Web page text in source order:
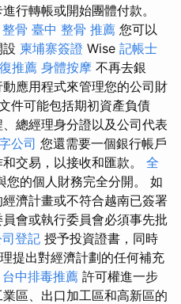
行轉帳或開始團體付款。
骨 臺中 整骨 推薦 您可以
柬埔寨簽證 Wise 記帳士
推薦 身體按摩 不再去銀
應用程式來管理您的公司財
件可能包括期初資產負債
總經理身分證以及公司代表
公司 您還需要一個銀行帳戶
交易，以接收和匯款。 全
您的個人財務完全分開。 如
濟計畫或不符合越南已簽署
會或執行委員會必須事先批
登記 授予投資證書，同時
提出對經濟計劃的任何補充
台中排毒推薦 許可權進一步
區、出口加工區和高新區的